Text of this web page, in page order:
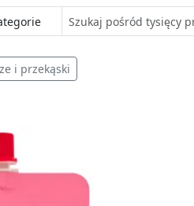
i przekąski